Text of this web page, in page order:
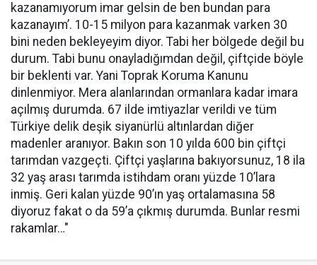
kazanamıyorum imar gelsin de ben bundan para
kazanayım’. 10-15 milyon para kazanmak varken 30
bini neden bekleyeyim diyor. Tabi her bölgede değil bu
durum. Tabi bunu onayladığımdan değil, çiftçide böyle
bir beklenti var. Yani Toprak Koruma Kanunu
dinlenmiyor. Mera alanlarından ormanlara kadar imara
açılmış durumda. 67 ilde imtiyazlar verildi ve tüm
Türkiye delik deşik siyanürlü altınlardan diğer
madenler aranıyor. Bakın son 10 yılda 600 bin çiftçi
tarımdan vazgeçti. Çiftçi yaşlarına bakıyorsunuz, 18 ila
32 yaş arası tarımda istihdam oranı yüzde 10’lara
inmiş. Geri kalan yüzde 90’ın yaş ortalamasına 58
diyoruz fakat o da 59’a çıkmış durumda. Bunlar resmi
rakamlar…"